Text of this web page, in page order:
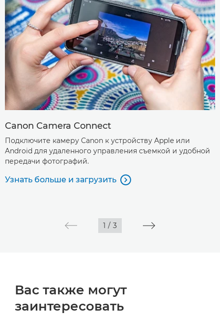
Canon Camera Connect
Подключите камеру Canon к устройству Apple или
Android для удаленного управления съемкой и удобной
передачи фотографий.
Узнать больше и загрузить 
1 / 3
Вас также могут
заинтересовать